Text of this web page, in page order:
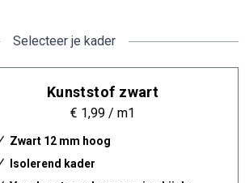
Selecteer je kader
Kunststof zwart
€ 1,99 / m1
Zwart 12 mm hoog
Isolerend kader